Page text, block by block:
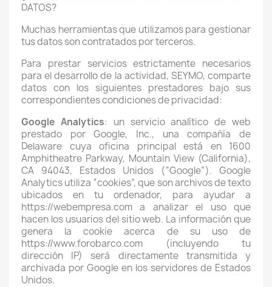
DATOS?
Muchas herramientas que utilizamos para gestionar
tus datos son contratados por terceros.
Para prestar servicios estrictamente necesarios
para el desarrollo de la actividad, SEYMO, comparte
datos con los siguientes prestadores bajo sus
correspondientes condiciones de privacidad:
Google Analytics: un servicio analítico de web
prestado por Google, Inc., una compañía de
Delaware cuya oficina principal está en 1600
Amphitheatre Parkway, Mountain View (California),
CA 94043, Estados Unidos (“Google”). Google
Analytics utiliza “cookies”, que son archivos de texto
ubicados en tu ordenador, para ayudar a
https://webempresa.com a analizar el uso que
hacen los usuarios del sitio web. La información que
genera la cookie acerca de su uso de
https://www.forobarco.com (incluyendo tu
dirección IP) será directamente transmitida y
archivada por Google en los servidores de Estados
Unidos.